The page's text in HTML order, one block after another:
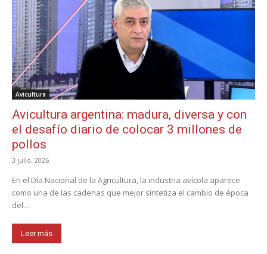
Avicultura
Avicultura argentina: madura, diversa y con
el desafío diario de colocar 3 millones de
pollos
3 julio, 2026
En el Día Nacional de la Agricultura, la industria avícola aparece
como una de las cadenas que mejor sintetiza el cambio de época
del...
Leer más